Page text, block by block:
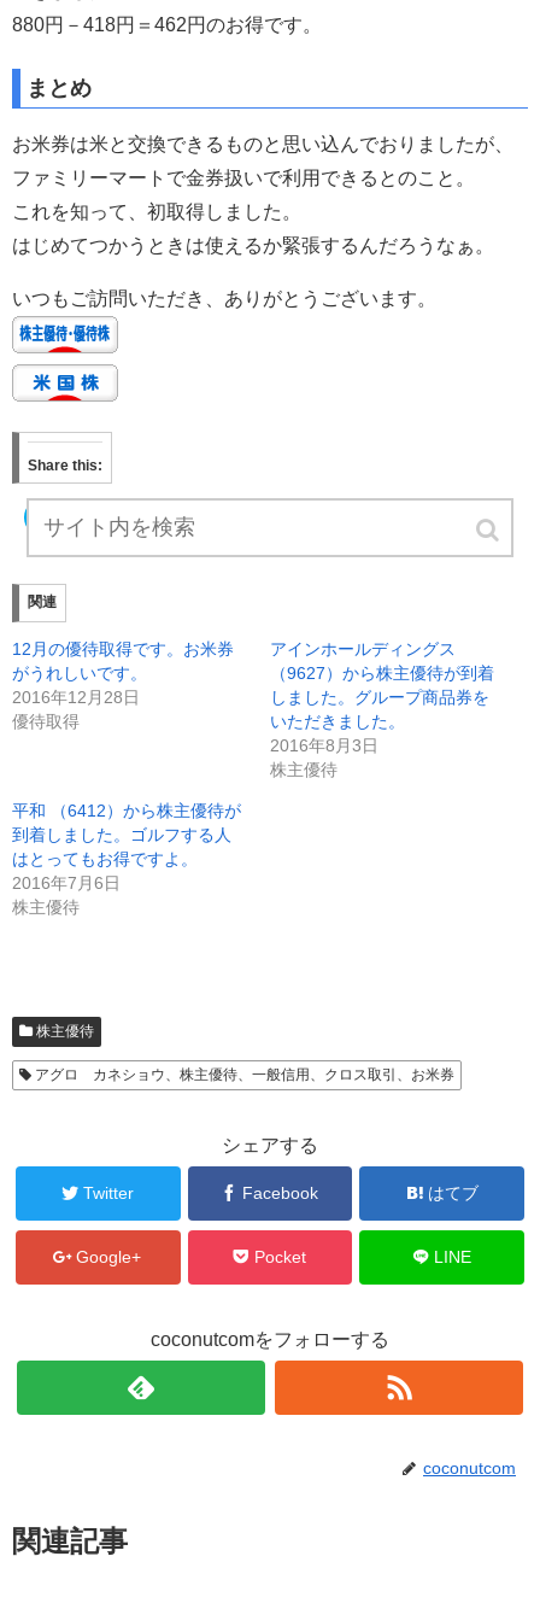
880円－418円＝462円のお得です。
まとめ
お米券は米と交換できるものと思い込んでおりましたが、
ファミリーマートで金券扱いで利用できるとのこと。
これを知って、初取得しました。
はじめてつかうときは使えるか緊張するんだろうなぁ。
いつもご訪問いただき、ありがとうございます。
Share this:
リ
ッ
ク
て
T
w
i
t
t
e
r
で
共
有
ウ
ィ
ン
ド
ウ
で
開
き
ま
F
a
c
e
共
有
す
る
に
く
だ
さ
い
(
新
す
)
関連
12月の優待取得です。お米券
がうれしいです。
2016年12月28日
優待取得
アインホールディングス
（9627）から株主優待が到着
しました。グループ商品券を
いただきました。
2016年8月3日
株主優待
平和 （6412）から株主優待が
到着しました。ゴルフする人
はとってもお得ですよ。
2016年7月6日
株主優待
株主優待
アグロ カネショウ、株主優待、一般信用、クロス取引、お米券
シェアする
Twitter Facebook はてブ
Google+ Pocket LINE
coconutcomをフォローする
coconutcom
関連記事